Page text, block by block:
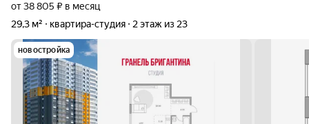
от 38 805 ₽ в месяц
29,3 м²
квартира-студия 2 этаж из 23
новостройка